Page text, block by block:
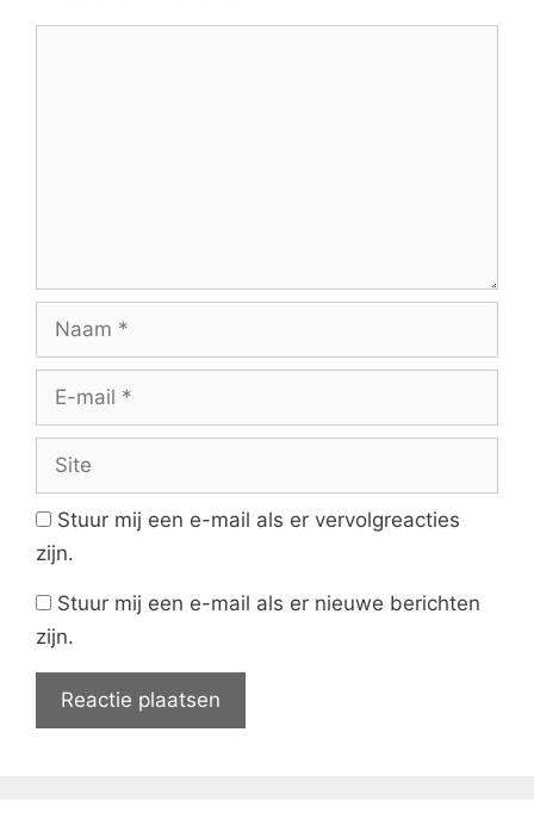
Naam
Site
Stuur mij een e-mail als er vervolgreacties
zijn.
Stuur mij een e-mail als er nieuwe berichten
zijn.